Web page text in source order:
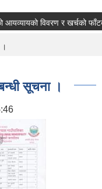
विवरण र खर्चको फाँटबारी ।
सूचना ।